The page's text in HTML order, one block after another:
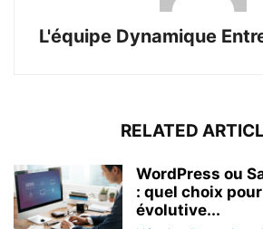
L'équipe Dynamique
RELATED
WordPress ou
: quel choix
évolutive...